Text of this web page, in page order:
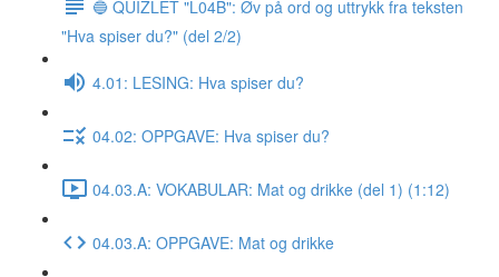
🔵 QUIZLET "L04B": Øv på ord og uttrykk fra teksten
"Hva spiser du?" (del 2/2)
4.01: LESING: Hva spiser du?
04.02: OPPGAVE: Hva spiser du?
04.03.A: VOKABULAR: Mat og drikke (del 1) (1:12)
04.03.A: OPPGAVE: Mat og drikke